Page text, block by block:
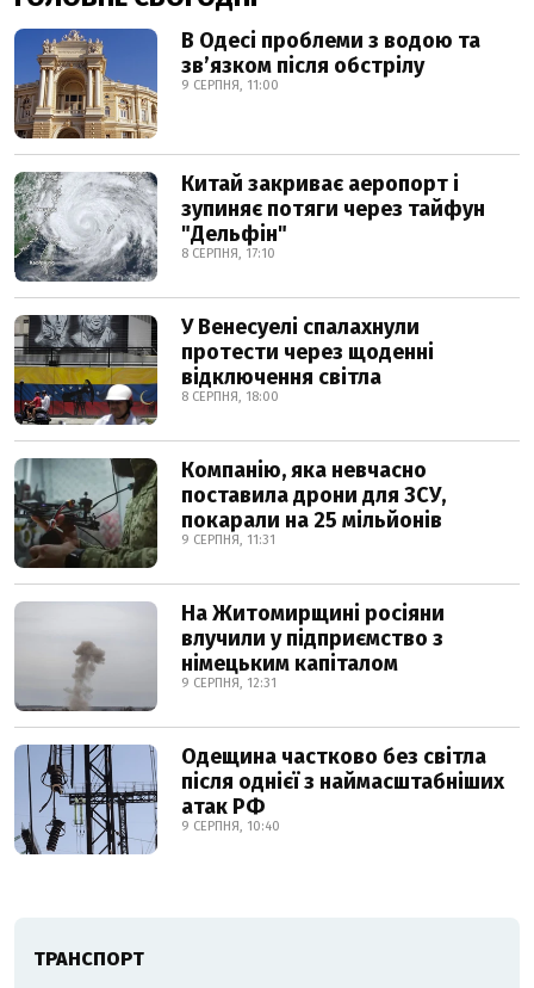
В Одесі проблеми з водою та
звʼязком після обстрілу
9 СЕРПНЯ, 11:00
Китай закриває аеропорт і
зупиняє потяги через тайфун
"Дельфін"
8 СЕРПНЯ, 17:10
У Венесуелі спалахнули
протести через щоденні
відключення світла
8 СЕРПНЯ, 18:00
Компанію, яка невчасно
поставила дрони для ЗСУ,
покарали на 25 мільйонів
9 СЕРПНЯ, 11:31
На Житомирщині росіяни
влучили у підприємство з
німецьким капіталом
9 СЕРПНЯ, 12:31
Одещина частково без світла
після однієї з наймасштабніших
атак РФ
9 СЕРПНЯ, 10:40
ТРАНСПОРТ